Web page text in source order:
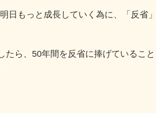
日もっと成長していく為に、「反省」
たら、50年間を反省に捧げていること